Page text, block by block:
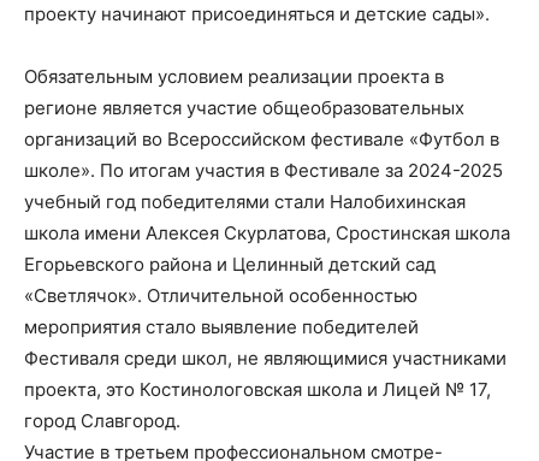
проекту начинают присоединяться и детские сады».
Обязательным условием реализации проекта в
регионе является участие общеобразовательных
организаций во Всероссийском фестивале «Футбол в
школе». По итогам участия в Фестивале за 2024-2025
учебный год победителями стали Налобихинская
школа имени Алексея Скурлатова, Сростинская школа
Егорьевского района и Целинный детский сад
«Светлячок». Отличительной особенностью
мероприятия стало выявление победителей
Фестиваля среди школ, не являющимися участниками
проекта, это Костинологовская школа и Лицей № 17,
город Славгород.
Участие в третьем профессиональном смотре-